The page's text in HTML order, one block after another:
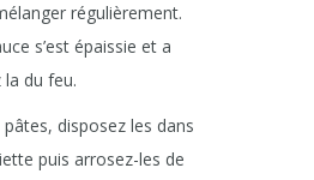
régulièrement.
s’est épaissie et a
du feu.
disposez les dans
puis arrosez-les de